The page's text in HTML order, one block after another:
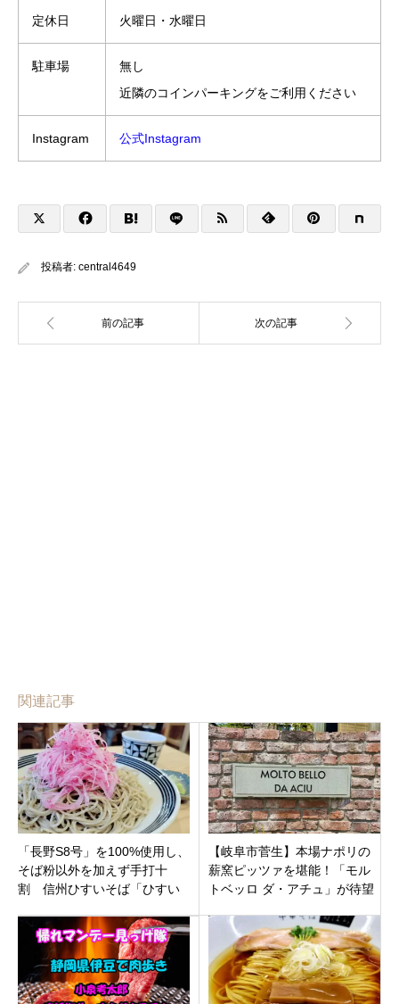
定休日 火曜日・水曜日
駐車場
無し
近隣のコインパーキングをご利用ください
Instagram 公式Instagram
投稿者: central4649
関連記事
「長野S8号」を100%使用し、
そば粉以外を加えず手打十
割 信州ひすいそば「ひすい
南佐久郡佐久穂町
【岐阜市菅生】本場ナポリの
薪窯ピッツァを堪能！「モル
トベッロ ダ・アチュ」が待望
テラス席も完備